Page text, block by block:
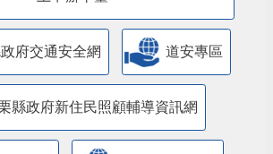
府交通安全網 道安專區
縣政府新住民照顧輔導資訊網